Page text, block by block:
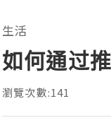
生活
如何通过
瀏覽次數:141